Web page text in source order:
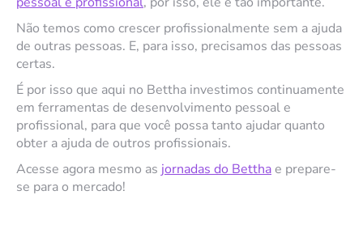
Não temos como crescer profissionalmente sem a ajuda
de outras pessoas. E, para isso, precisamos das pessoas
certas.
É por isso que aqui no Bettha investimos continuamente
em ferramentas de desenvolvimento pessoal e
profissional, para que você possa tanto ajudar quanto
obter a ajuda de outros profissionais.
Acesse agora mesmo as jornadas do Betthae prepare-
se para o mercado!